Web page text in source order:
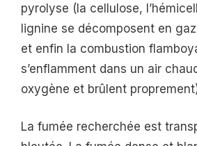
pyrolyse (la cellulose,
lignine se décomposent en
et enfin la combustion
s’enflamment dans un air
oxygène et brûlent
La fumée recherchée est